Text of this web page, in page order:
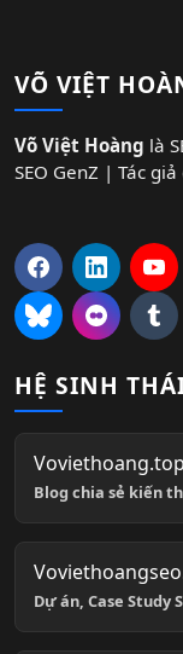
VÕ VIỆT
Võ Việt Hoàng là
SEO GenZ | Tác
HỆ SINH
Voviethoang.top
Blog chia sẻ kiến
Dự án, Case Study